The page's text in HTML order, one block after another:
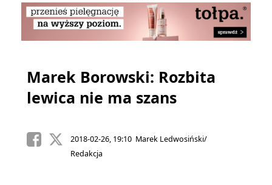
Marek Borowski: Rozbita
lewica nie ma szans
2018-02-26, 19:10 Marek Ledwosiński/
Redakcja